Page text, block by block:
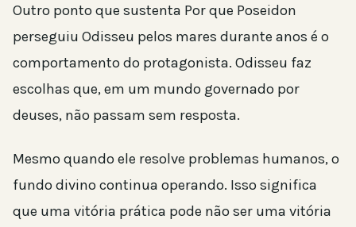
Outro ponto que sustenta Por que Poseidon
perseguiu Odisseu pelos mares durante anos é o
comportamento do protagonista. Odisseu faz
escolhas que, em um mundo governado por
deuses, não passam sem resposta.
Mesmo quando ele resolve problemas humanos, o
fundo divino continua operando. Isso significa
que uma vitória prática pode não ser uma vitória